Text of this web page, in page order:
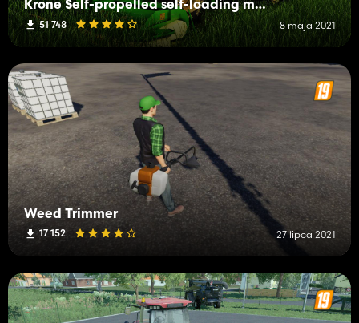
Krone Self-propelled self-loading mower
51 748 8 maja 2021
Weed Trimmer
17 152 27 lipca 2021